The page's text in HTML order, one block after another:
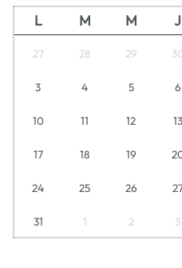
L M M J
27 28 29
3 4 5 6
10 11 12 13
17 18 19
24 25 26
31 1 2 3